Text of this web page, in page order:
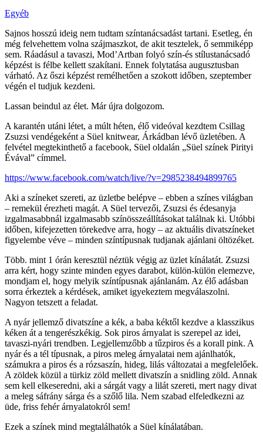
Egyéb
Sajnos hosszú ideig nem tudtam színtanácsadást tartani. Esetleg, én
még felvehettem volna szájmaszkot, de akit tesztelek, ő semmiképp
sem. Ráadásul a tavaszi, Mod’Artban folyó szín-és stílustanácsadó
képzést is félbe kellett szakítani. Ennek folytatása augusztusban
várható. Az őszi képzést remélhetően a szokott időben, szeptember
végén el tudjuk kezdeni.
Lassan beindul az élet. Már újra dolgozom.
A karantén utáni létet, a múlt héten, élő videóval kezdtem Csillag
Zsuzsi vendégeként a Süel knitwear, Árkádban lévő üzletében. A
felvétel megtekinthető a facebook, Süel oldalán „Süel színek Pirityi
Évával” címmel.
https://www.facebook.com/watch/live/?v=2985238494899765
Aki a színeket szereti, az üzletbe belépve – ebben a színes világban
– remekül érezheti magát. A Süel tervezői, Zsuzsi és édesanyja
izgalmasabbnál izgalmasabb színösszeállításokat találnak ki. Utóbbi
időben, kifejezetten törekedve arra, hogy – az aktuális divatszíneket
figyelembe véve – minden színtípusnak tudjanak ajánlani öltözéket.
Több. mint 1 órán keresztül néztük végig az üzlet kínálatát. Zsuzsi
arra kért, hogy szinte minden egyes darabot, külön-külön elemezve,
mondjam el, hogy melyik színtípusnak ajánlanám. Az élő adásban
sorra érkeztek a kérdések, amiket igyekeztem megválaszolni.
Nagyon tetszett a feladat.
A nyár jellemző divatszíne a kék, a baba kéktől kezdve a klasszikus
kéken át a tengerészkékig. Sok piros árnyalat is szerepel az idei,
tavaszi-nyári trendben. Legjellemzőbb a tűzpiros és a korall pink. A
nyár és a tél típusnak, a piros meleg árnyalatai nem ajánlhatók,
számukra a piros és a rózsaszín, hideg, lilás változatai a megfelelőek.
A zöldek közül a türkiz zöld mellett divatszín a snidling zöld. Annak
sem kell elkeseredni, aki a sárgát vagy a lilát szereti, mert nagy divat
a meleg sáfrány sárga és a szőlő lila. Nem szabad elfeledkezni az
üde, friss fehér árnyalatokról sem!
Ezek a színek mind megtalálhatók a Süel kínálatában.